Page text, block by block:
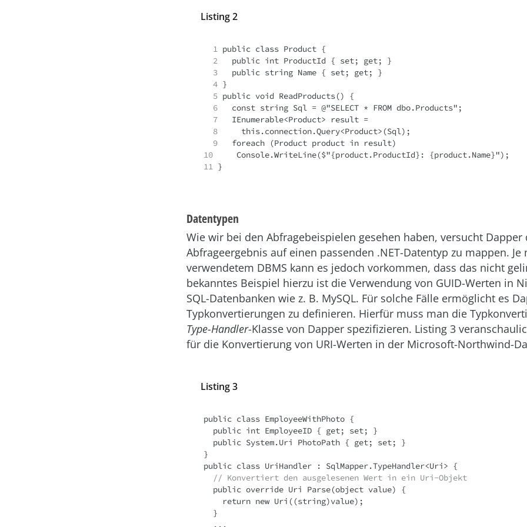
Listing 2
1
2
3
4
5
6
7
8
9
10
11 }
Datentypen
Wie wir bei den Abfragebeispielen gesehen haben, versucht Dapper
Abfrageergebnis auf einen passenden .NET-Datentyp zu mappen. Je
verwendetem DBMS kann es jedoch vorkommen, dass das nicht
bekanntes Beispiel hierzu ist die Verwendung von GUID-Werten in
SQL-Datenbanken wie z. B. MySQL. Für solche Fälle ermöglicht es
Typkonvertierungen zu definieren. Hierfür muss man die
Type-Handler-Klasse von Dapper spezifizieren. Listing 3
für die Konvertierung von URI-Werten in der Microsoft-Northwind-
Listing 3
public class EmployeeWithPhoto {
}
  // Konvertiert den ausgelesenen Wert in ein Uri-Objekt